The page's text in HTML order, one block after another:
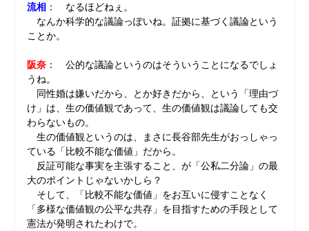
流相： なるほどねぇ。
なんか科学的な議論っぽいね。証拠に基づく議論という
ことか。
阪奈： 公的な議論というのはそういうことになるでしょ
うね。
同性婚は嫌いだから、とか好きだから、という「理由づ
け」は、生の価値観であって、生の価値観は議論しても交
わらないもの。
生の価値観というのは、まさに長谷部先生がおっしゃっ
ている「比較不能な価値」だから。
反証可能な事実を主張すること、が「公私二分論」の最
大のポイントじゃないかしら？
そして、「比較不能な価値」をお互いに侵すことなく
「多様な価値観の公平な共存」を目指すための手段として
憲法が発明されたわけで。